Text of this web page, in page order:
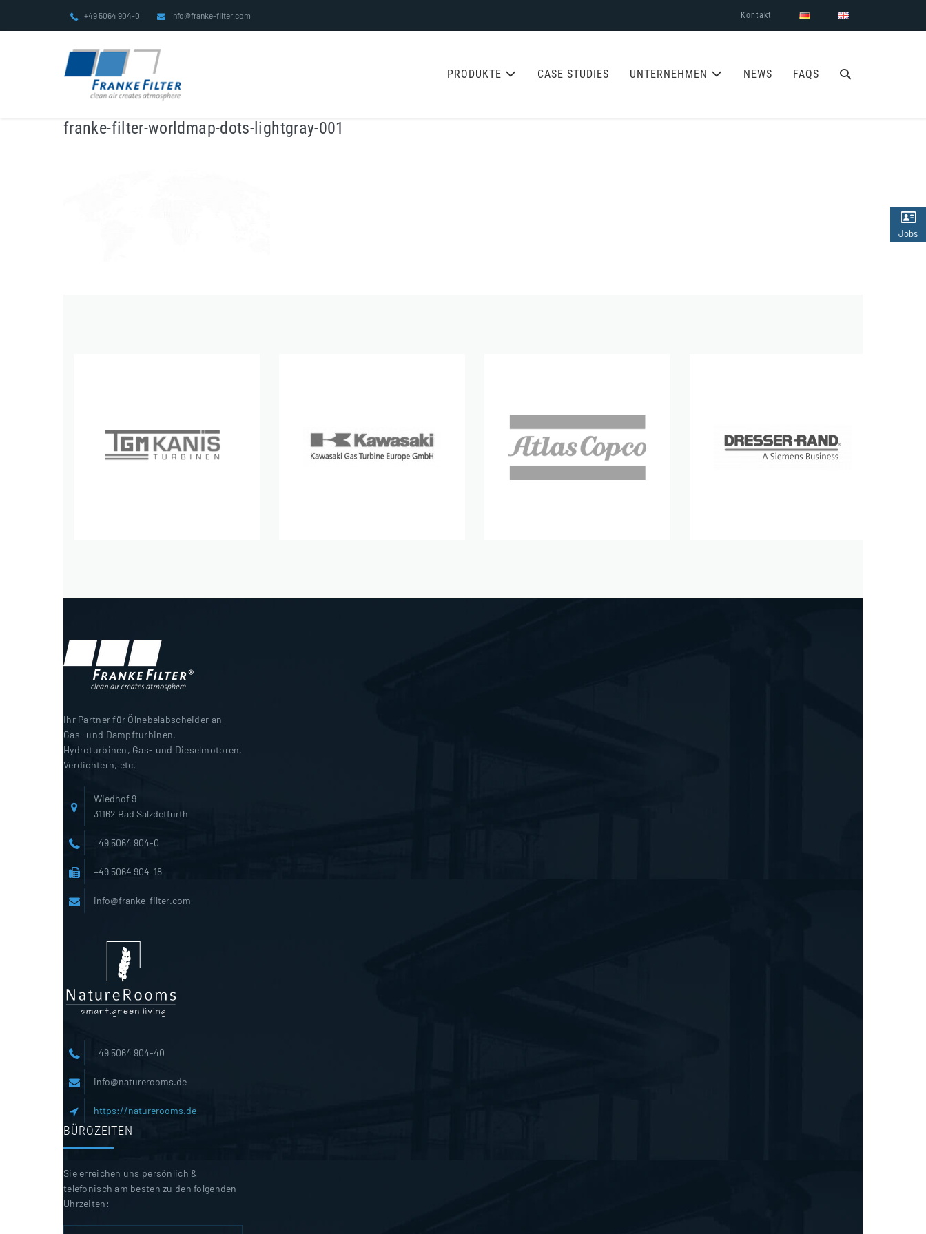
+49 5064 904-0 info@franke-filter.com Kontakt
PRODUKTE CASE STUDIES UNTERNEHMEN NEWS FAQS
SUCHE-
franke-filter-worldmap-dots-lightgray-001
Jobs
Ihr Partner für Ölnebelabscheider an
Gas- und Dampfturbinen,
Hydroturbinen, Gas- und Dieselmotoren,
Verdichtern, etc.
Wiedhof 9
31162 Bad Salzdetfurth
+49 5064 904-0
+49 5064 904-18
info@franke-filter.com
+49 5064 904-40
info@naturerooms.de
https://naturerooms.de
BÜROZEITEN
Sie erreichen uns persönlich &
telefonisch am besten zu den folgenden
Uhrzeiten: